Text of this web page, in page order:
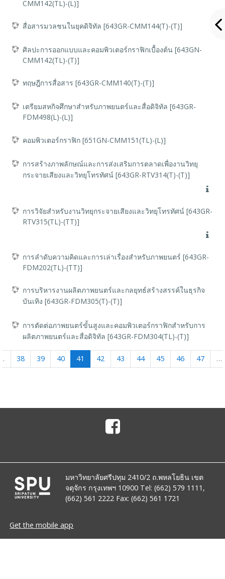
CMM142(TL)-(L)]
สื่อสารมวลชนในยุคดิจิทัล [643GR-CMM144(T)-(T)]
ศิลปะการออกแบบและคอมพิวเตอร์กราฟิกเบื้องต้น [643GN-
CMM142(TL)-(T)]
ทฤษฎีการสื่อสาร [643GR-CMM140(T)-(T)]
เตรียมสหกิจศึกษาสำหรับภาพยนตร์และสื่อดิจิทัล [643GR-
FDM498(L)-(L)]
คอมพิวเตอร์กราฟิก [651GN-CMM151(TL)-(L)]
การสร้างภาพลักษณ์และการส่งเสริมการตลาดเพื่องานวิทยุ
กระจายเสียงและวิทยุโทรทัศน์ [643GR-RTV314(T)-(T)]
การวิจัยสำหรับงานวิทยุกระจายเสียงและวิทยุโทรทัศน์ [643GR-
RTV315(TL)-(TT)]
การลำดับความคิดและการเล่าเรื่องสำหรับภาพยนตร์ [643GR-
FDM202(TL)-(TT)]
การบริหารงานผลิตภาพยนตร์และกลยุทธ์สร้างสรรค์ในธุรกิจ
บันเทิง [643GR-FDM305(T)-(T)]
การตัดต่อภาพยนตร์ขั้นสูงและคอมพิวเตอร์กราฟิกสำหรับการ
ผลิตภาพยนตร์และสื่อดิจิทัล [643GR-FDM304(TL)-(T)]
38 39 40 41 (current)
42 43 44 45 46 47 …
มหาวิทยาลัยศรีปทุม 2410/2 ถ.พหลโยธิน เขต
จตุจักร กรุงเทพฯ 10900 Tel: (662) 579 1111,
(662) 561 2222 Fax: (662) 561 1721
Get the mobile app